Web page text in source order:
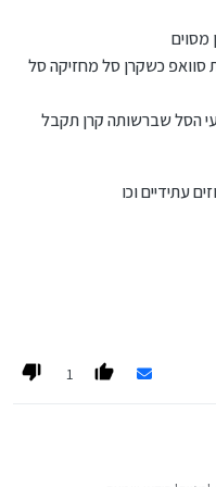
מסוים
כשקרן סל מחזיקה סל
הסל שברשותה קרן תקבל
עתידיים וכו
1